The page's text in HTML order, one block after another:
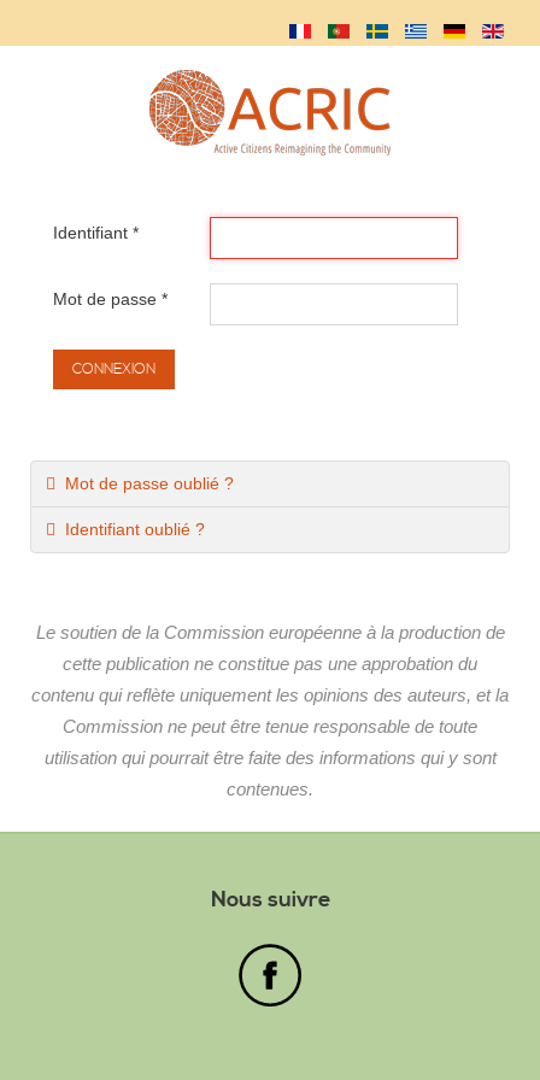
Identifiant *
Mot de passe *
CONNEXION
Mot de passe oublié ?
Identifiant oublié ?
Le soutien de la Commission européenne à la production de
cette publication ne constitue pas une approbation du
contenu qui reflète uniquement les opinions des auteurs, et la
Commission ne peut être tenue responsable de toute
utilisation qui pourrait être faite des informations qui y sont
contenues.
Nous suivre